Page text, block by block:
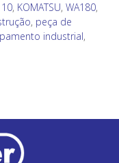
, KOMATSU, WA180,
, peça de
industrial,